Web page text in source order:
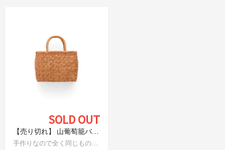
SOLD OUT
【売り切れ】 山葡萄籠バッグ 網代編み（小）
手作りなので全く同じものはありません